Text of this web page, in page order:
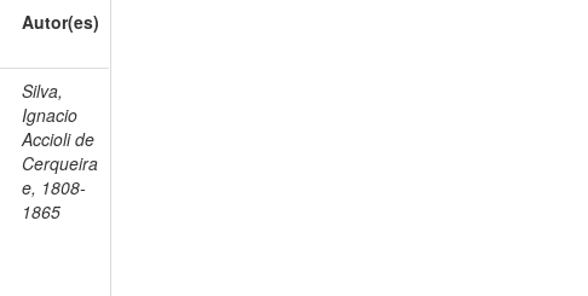
Autor(es)
Silva,
Ignacio
Accioli de
Cerqueira
e, 1808-
1865